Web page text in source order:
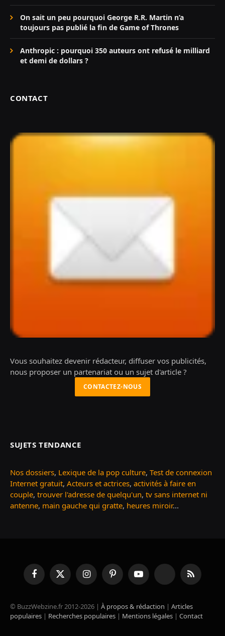
On sait un peu pourquoi George R.R. Martin n’a
toujours pas publié la fin de Game of Thrones
Anthropic : pourquoi 350 auteurs ont refusé le milliard
et demi de dollars ?
CONTACT
Vous souhaitez devenir rédacteur, diffuser vos publicités,
nous proposer un partenariat ou un sujet d'article ?
CONTACTEZ-NOUS
SUJETS TENDANCE
Nos dossiers, Lexique de la pop culture, Test de connexion
Internet gratuit, Acteurs et actrices, activités à faire en
couple, trouver l'adresse de quelqu'un, tv sans internet ni
antenne, main gauche qui gratte, heures miroir...
FacebookX
(Twitter)
InstagramPinterestYouTube TikTok RSS
© BuzzWebzine.fr 2012-2026 | À propos & rédaction | Articles
populaires | Recherches populaires | Mentions légales | Contact